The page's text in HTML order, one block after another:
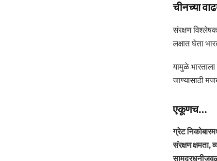
चीनच्या
संरक्षण
लक्षात घेता
यामुळे
जाण्यासाठी
एकूणच…
ग्रेट
संरक्षण क्षमता,
सामुद्रधुनीजवळ